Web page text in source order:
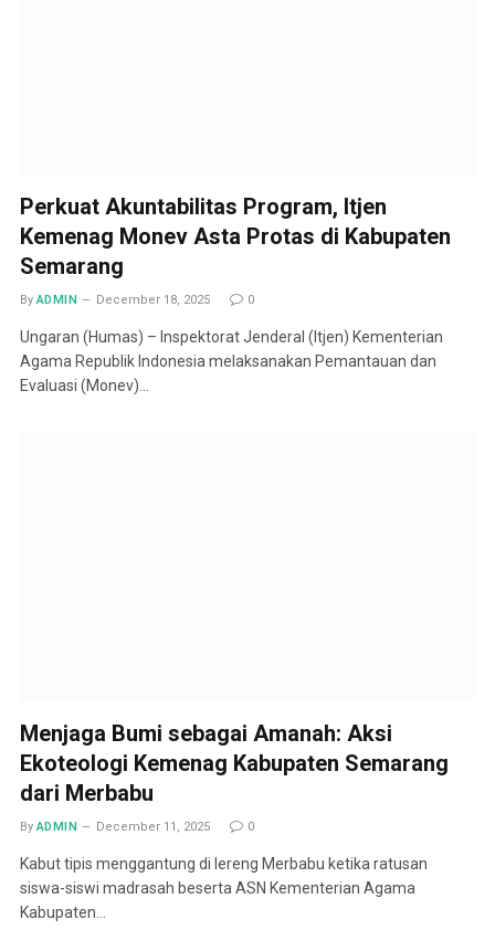
Perkuat Akuntabilitas Program, Itjen
Kemenag Monev Asta Protas di Kabupaten
Semarang
By ADMIN December 18, 2025 0
Ungaran (Humas) – Inspektorat Jenderal (Itjen) Kementerian
Agama Republik Indonesia melaksanakan Pemantauan dan
Evaluasi (Monev)…
Menjaga Bumi sebagai Amanah: Aksi
Ekoteologi Kemenag Kabupaten Semarang
dari Merbabu
By ADMIN December 11, 2025 0
Kabut tipis menggantung di lereng Merbabu ketika ratusan
siswa-siswi madrasah beserta ASN Kementerian Agama
Kabupaten…